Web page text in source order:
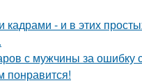
- и в этих
с мужчины за ошибку
понравится!